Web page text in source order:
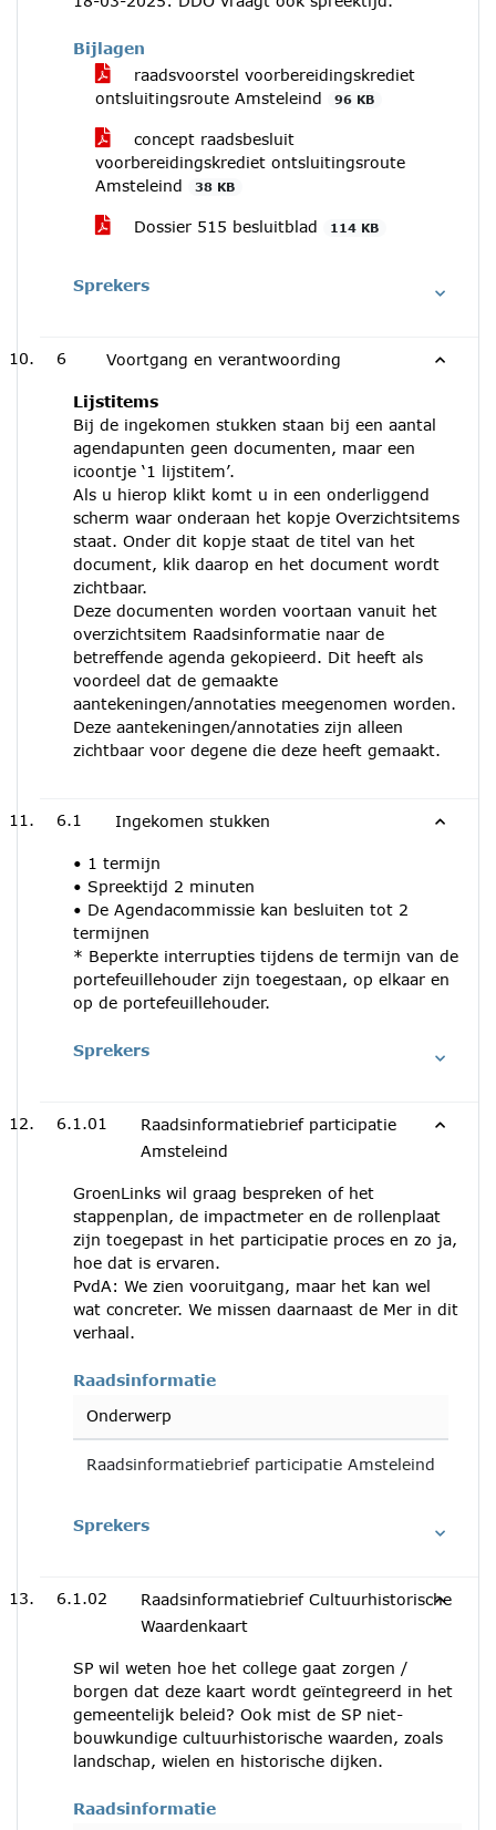
Bijlagen
raadsvoorstel voorbereidingskrediet
ontsluitingsroute Amsteleind
96 KB
concept raadsbesluit
voorbereidingskrediet ontsluitingsroute
Amsteleind
38 KB
Dossier 515 besluitblad 114 KB
Sprekers
6 Voortgang en verantwoording
Lijstitems
Bij de ingekomen stukken staan bij een aantal
agendapunten geen documenten, maar een
icoontje ‘1 lijstitem’.
Als u hierop klikt komt u in een onderliggend
scherm waar onderaan het kopje Overzichtsitems
staat. Onder dit kopje staat de titel van het
document, klik daarop en het document wordt
zichtbaar.
Deze documenten worden voortaan vanuit het
overzichtsitem Raadsinformatie naar de
betreffende agenda gekopieerd. Dit heeft als
voordeel dat de gemaakte
aantekeningen/annotaties meegenomen worden.
Deze aantekeningen/annotaties zijn alleen
zichtbaar voor degene die deze heeft gemaakt.
6.1 Ingekomen stukken
• 1 termijn
• Spreektijd 2 minuten
• De Agendacommissie kan besluiten tot 2
termijnen
* Beperkte interrupties tijdens de termijn van de
portefeuillehouder zijn toegestaan, op elkaar en
op de portefeuillehouder.
Sprekers
6.1.01
Raadsinformatiebrief participatie
Amsteleind
GroenLinks wil graag bespreken of het
stappenplan, de impactmeter en de rollenplaat
zijn toegepast in het participatie proces en zo ja,
hoe dat is ervaren.
PvdA: We zien vooruitgang, maar het kan wel
wat concreter. We missen daarnaast de Mer in dit
verhaal.
Raadsinformatie
Onderwerp
Raadsinformatiebrief participatie Amsteleind
Sprekers
6.1.02
Raadsinformatiebrief Cultuurhistorische
Waardenkaart
SP wil weten hoe het college gaat zorgen /
borgen dat deze kaart wordt geïntegreerd in het
gemeentelijk beleid? Ook mist de SP niet-
bouwkundige cultuurhistorische waarden, zoals
landschap, wielen en historische dijken.
Raadsinformatie